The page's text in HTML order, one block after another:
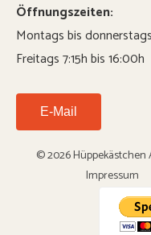
Öffnungszeiten:
Montags bis
Freitags 7:15h bis 16:00h
E-Mail
© 2026 Hüppekästchen
Impressum